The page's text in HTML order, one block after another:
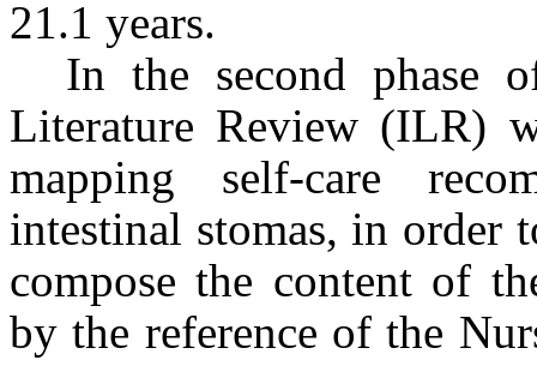
21.1 years.
In the second phase
Literature Review (ILR)
mapping self-care
intestinal stomas, in order
compose the content of
by the reference of the